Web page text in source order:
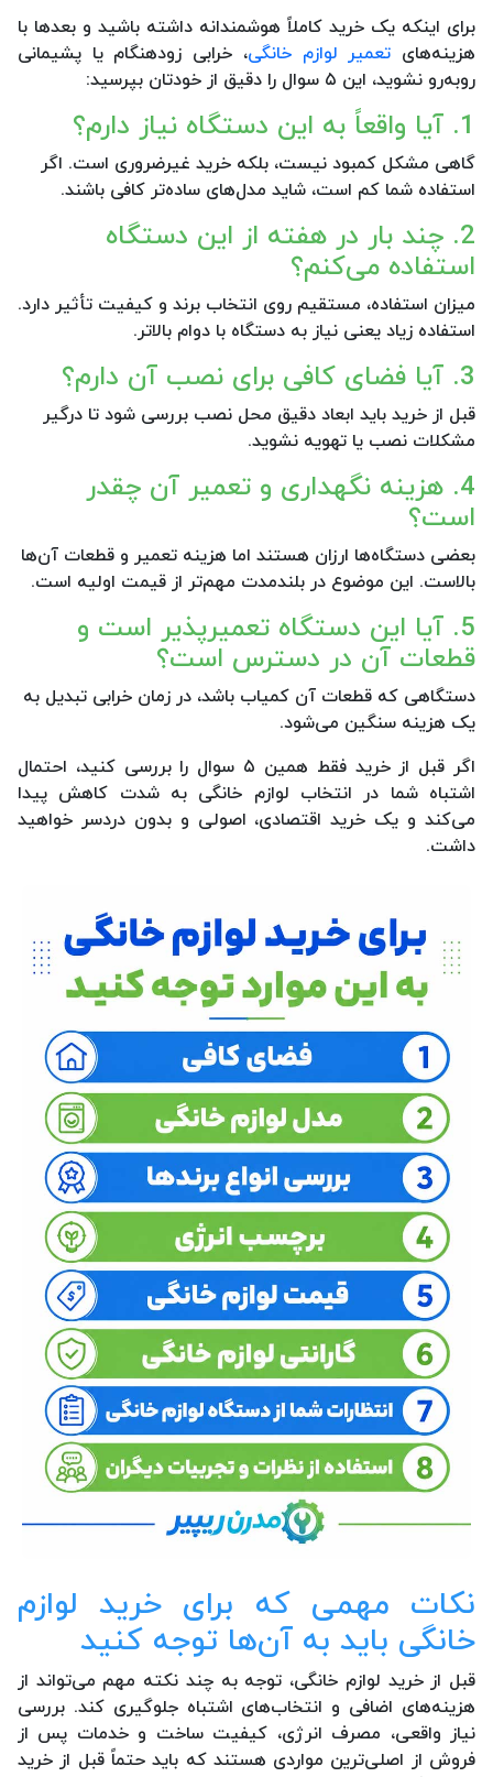
برای اینکه یک خرید کاملاً هوشمندانه داشته باشید و بعدها با
هزینه‌های تعمیر لوازم خانگی، خرابی زودهنگام یا پشیمانی
روبه‌رو نشوید، این ۵ سوال را دقیق از خودتان بپرسید:
1. آیا واقعاً به این دستگاه نیاز دارم؟
گاهی مشکل کمبود نیست، بلکه خرید غیرضروری است. اگر
استفاده شما کم است، شاید مدل‌های ساده‌تر کافی باشند.
2. چند بار در هفته از این دستگاه
استفاده می‌کنم؟
میزان استفاده، مستقیم روی انتخاب برند و کیفیت تأثیر دارد.
استفاده زیاد یعنی نیاز به دستگاه با دوام بالاتر.
3. آیا فضای کافی برای نصب آن دارم؟
قبل از خرید باید ابعاد دقیق محل نصب بررسی شود تا درگیر
مشکلات نصب یا تهویه نشوید.
4. هزینه نگهداری و تعمیر آن چقدر
است؟
بعضی دستگاه‌ها ارزان هستند اما هزینه تعمیر و قطعات آن‌ها
بالاست. این موضوع در بلندمدت مهم‌تر از قیمت اولیه است.
5. آیا این دستگاه تعمیرپذیر است و
قطعات آن در دسترس است؟
دستگاهی که قطعات آن کمیاب باشد، در زمان خرابی تبدیل به
یک هزینه سنگین می‌شود.
اگر قبل از خرید فقط همین ۵ سوال را بررسی کنید، احتمال
اشتباه شما در انتخاب لوازم خانگی به شدت کاهش پیدا
می‌کند و یک خرید اقتصادی، اصولی و بدون دردسر خواهید
داشت.
نکات مهمی که برای خرید لوازم
خانگی باید به آن‌ها توجه کنید
قبل از خرید لوازم خانگی، توجه به چند نکته مهم می‌تواند از
هزینه‌های اضافی و انتخاب‌های اشتباه جلوگیری کند. بررسی
نیاز واقعی، مصرف انرژی، کیفیت ساخت و خدمات پس از
فروش از اصلی‌ترین مواردی هستند که باید حتماً قبل از خرید